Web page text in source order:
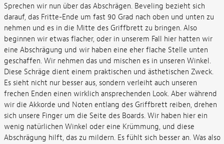
Sprechen wir nun über das Abschrägen. Beveling bezieht sich
darauf, das Fritte-Ende um fast 90 Grad nach oben und unten zu
nehmen und es in die Mitte des Griffbrett zu bringen. Also
beginnen wir etwas flacher, oder in unserem Fall hier hatten wir
eine Abschrägung und wir haben eine eher flache Stelle unten
geschaffen. Wir nehmen das und mischen es in unseren Winkel.
Diese Schräge dient einem praktischen und ästhetischen Zweck.
Es sieht nicht nur besser aus, sondern verleiht auch unseren
frechen Enden einen wirklich ansprechenden Look. Aber während
wir die Akkorde und Noten entlang des Griffbrett reiben, drehen
sich unsere Finger um die Seite des Boards. Wir haben hier ein
wenig natürlichen Winkel oder eine Krümmung, und diese
Abschrägung hilft, das zu mildern. Es fühlt sich besser an. Was also